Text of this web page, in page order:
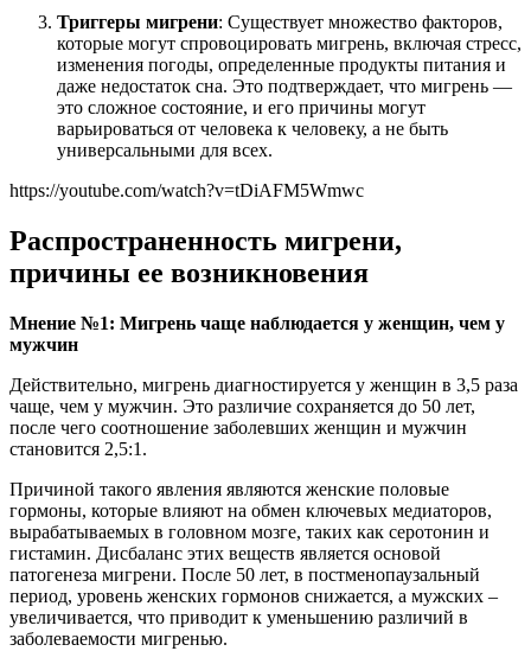
Триггеры мигрени: Существует множество факторов,
которые могут спровоцировать мигрень, включая стресс,
изменения погоды, определенные продукты питания и
даже недостаток сна. Это подтверждает, что мигрень —
это сложное состояние, и его причины могут
варьироваться от человека к человеку, а не быть
универсальными для всех.
https://youtube.com/watch?v=tDiAFM5Wmwc
Распространенность мигрени,
причины ее возникновения
Мнение №1: Мигрень чаще наблюдается у женщин, чем у
мужчин
Действительно, мигрень диагностируется у женщин в 3,5 раза
чаще, чем у мужчин. Это различие сохраняется до 50 лет,
после чего соотношение заболевших женщин и мужчин
становится 2,5:1.
Причиной такого явления являются женские половые
гормоны, которые влияют на обмен ключевых медиаторов,
вырабатываемых в головном мозге, таких как серотонин и
гистамин. Дисбаланс этих веществ является основой
патогенеза мигрени. После 50 лет, в постменопаузальный
период, уровень женских гормонов снижается, а мужских –
увеличивается, что приводит к уменьшению различий в
заболеваемости мигренью.